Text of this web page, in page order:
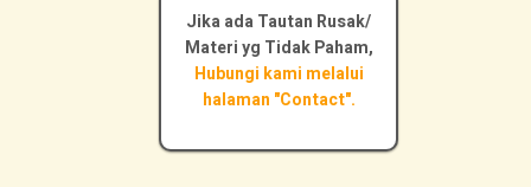
Jika ada Tautan Rusak/
Materi yg Tidak Paham,
Hubungi kami melalui
halaman "Contact".